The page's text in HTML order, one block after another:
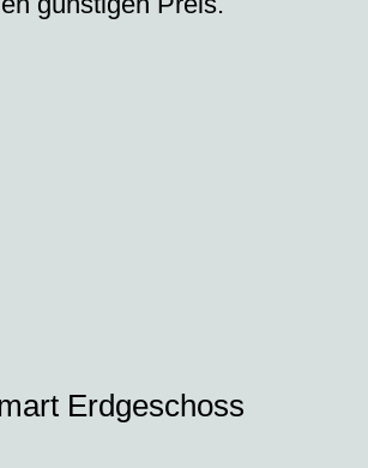
Erdgeschoss